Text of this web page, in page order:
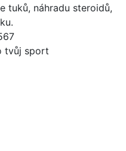
tuků, náhradu steroidů,
tvůj sport